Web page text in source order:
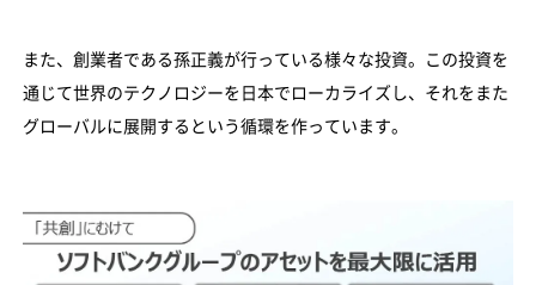
また、創業者である孫正義が行っている様々な投資。この投資を
通じて世界のテクノロジーを日本でローカライズし、それをまた
グローバルに展開するという循環を作っています。